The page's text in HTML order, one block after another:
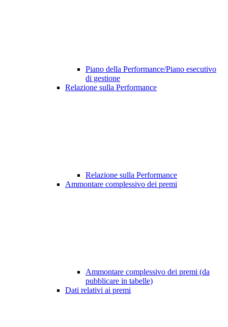
Piano della Performance/Piano esecutivo
di gestione
Relazione sulla Performance
Relazione sulla Performance
Ammontare complessivo dei premi
Ammontare complessivo dei premi (da
pubblicare in tabelle)
Dati relativi ai premi